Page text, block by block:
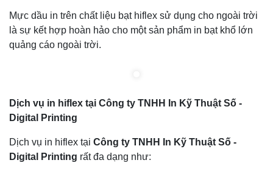
Mực dầu in trên chất liệu bạt hiflex sử dụng cho ngoài trời
là sự kết hợp hoàn hảo cho một sản phẩm in bạt khổ lớn
quảng cáo ngoài trời.
Dịch vụ in hiflex tại Công ty TNHH In Kỹ Thuật Số -
Digital Printing
Dịch vụ in hiflex tại Công ty TNHH In Kỹ Thuật Số -
Digital Printing rất đa dạng như: